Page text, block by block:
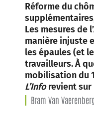
Réforme du
Les mesures de
manière injuste
les épaules (et
travailleurs. À
mobilisation du
L’Inforevient sur
Bram Van